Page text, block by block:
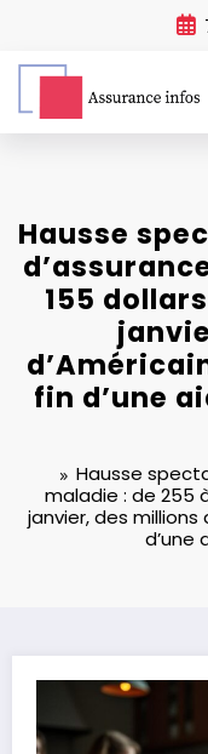
Hausse
155
fin d’une
Hausse
maladie : de 255
janvier, des millions
d’une